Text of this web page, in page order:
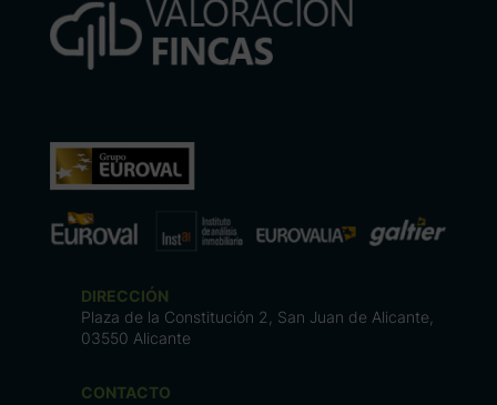
DIRECCIÓN
Plaza de la Constitución 2, San Juan de Alicante,
03550 Alicante
CONTACTO